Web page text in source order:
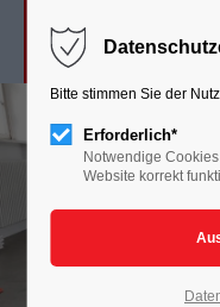
Bitte stimmen Sie der
Erforderlich*
Notwendige
Website korrekt